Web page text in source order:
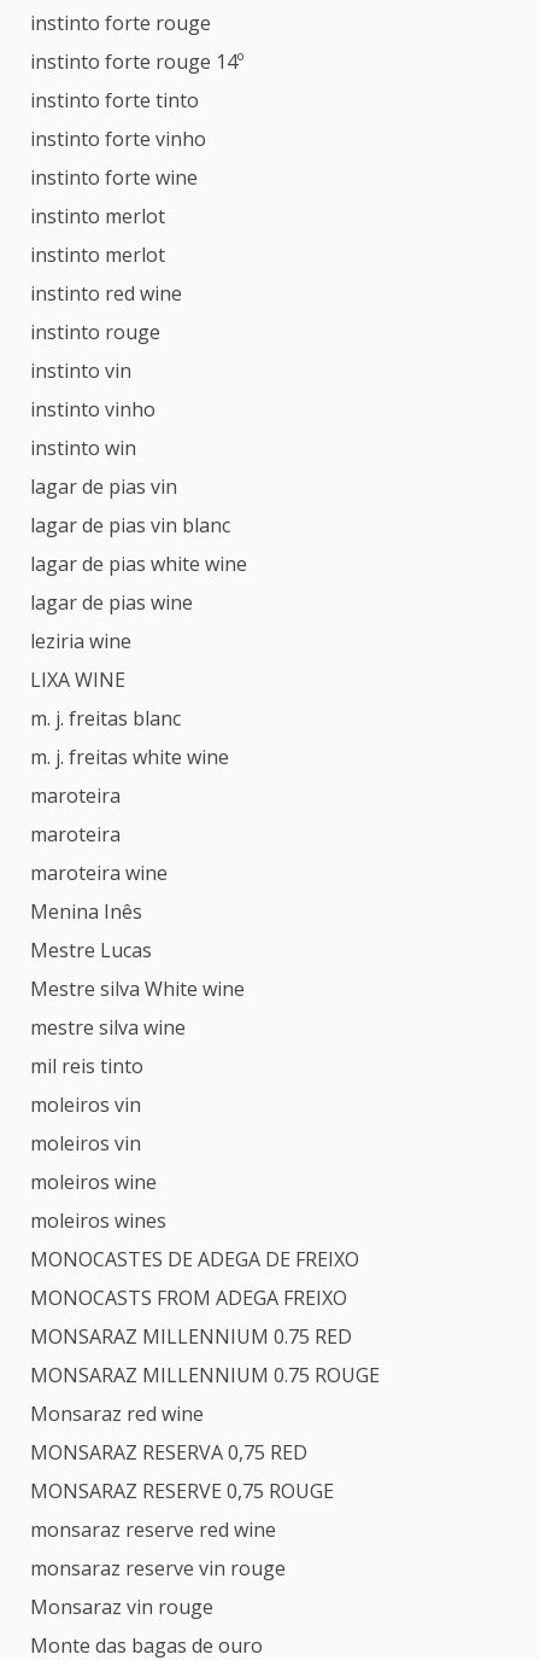
instinto forte rouge
instinto forte rouge 14º
instinto forte tinto
instinto forte vinho
instinto forte wine
instinto merlot
instinto merlot
instinto red wine
instinto rouge
instinto vin
instinto vinho
instinto win
lagar de pias vin
lagar de pias vin blanc
lagar de pias white wine
lagar de pias wine
leziria wine
LIXA WINE
m. j. freitas blanc
m. j. freitas white wine
maroteira
maroteira
maroteira wine
Menina Inês
Mestre Lucas
Mestre silva White wine
mestre silva wine
mil reis tinto
moleiros vin
moleiros vin
moleiros wine
moleiros wines
MONOCASTES DE ADEGA DE FREIXO
MONOCASTS FROM ADEGA FREIXO
MONSARAZ MILLENNIUM 0.75 RED
MONSARAZ MILLENNIUM 0.75 ROUGE
Monsaraz red wine
MONSARAZ RESERVA 0,75 RED
MONSARAZ RESERVE 0,75 ROUGE
monsaraz reserve red wine
monsaraz reserve vin rouge
Monsaraz vin rouge
Monte das bagas de ouro